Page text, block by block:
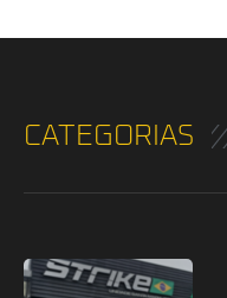
CATEGORIAS